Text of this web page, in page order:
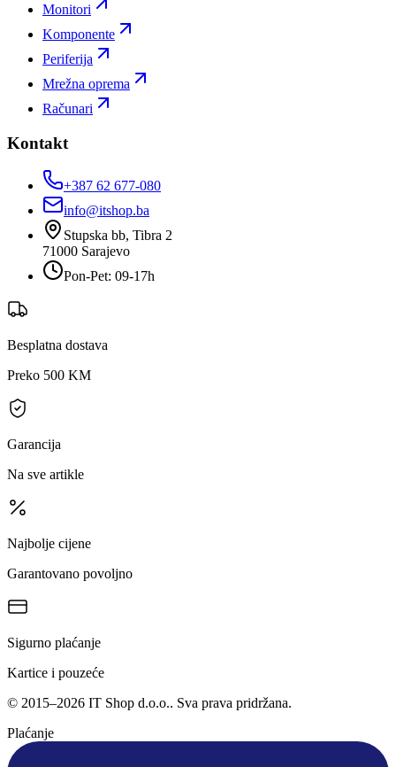
Monitori
Komponente
Periferija
Mrežna oprema
Računari
Kontakt
+387 62 677-080
info@itshop.ba
Stupska bb, Tibra 2
71000 Sarajevo
Pon-Pet: 09-17h
Besplatna dostava
Preko 500 KM
Garancija
Na sve artikle
Najbolje cijene
Garantovano povoljno
Sigurno plaćanje
Kartice i pouzeće
© 2015–2026 IT Shop d.o.o.. Sva prava pridržana.
Plaćanje